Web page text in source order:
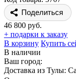
Поделиться
46 800 руб.
+ подарки к заказу
В корзину Купить
В наличии
Ваш город:
Доставка из Тулы: